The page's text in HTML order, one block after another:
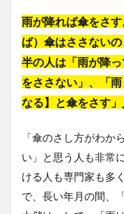
雨が降れば傘をさ
ば）傘はささない
半の人は「雨が降
をささない」、「
なる】と傘をさす」
「傘のさし方がわか
い」と思う人も非常
ける人も専門家も多
で、長い年月の間、